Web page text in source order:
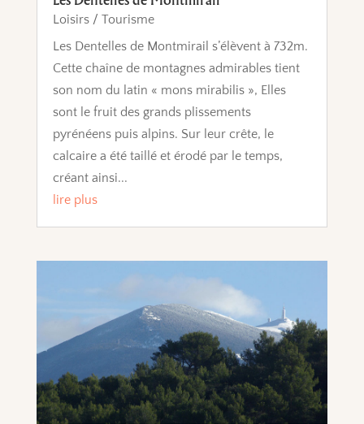
Loisirs / Tourisme
Les Dentelles de Montmirail s’élèvent à 732m.
Cette chaîne de montagnes admirables tient
son nom du latin « mons mirabilis », Elles
sont le fruit des grands plissements
pyrénéens puis alpins. Sur leur crête, le
calcaire a été taillé et érodé par le temps,
créant ainsi...
lire plus